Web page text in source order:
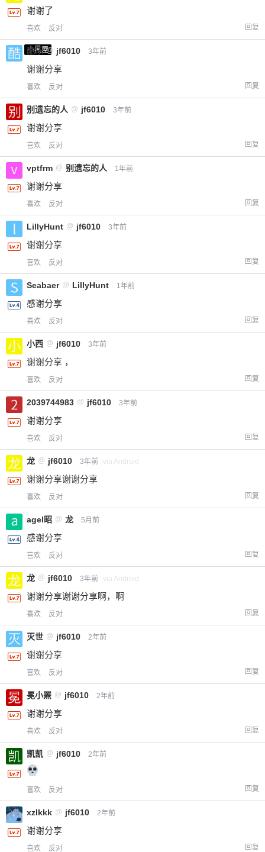
谢谢了
喜欢 反对 回复
小黑屋
酷乐 @ jf6010 3年前
谢谢分享
喜欢 反对 回复
别遗忘的人 @ jf6010 3年前
谢谢分享
喜欢 反对 回复
vptfrm @ 别遗忘的人 1年前
谢谢分享
喜欢 反对 回复
LillyHunt @ jf6010 3年前
谢谢分享
喜欢 反对 回复
Seabaer @ LillyHunt 1年前
感谢分享
喜欢 反对 回复
小西 @ jf6010 3年前
谢谢分享 ，
喜欢 反对 回复
2039744983 @ jf6010 3年前
谢谢分享
喜欢 反对 回复
龙 @ jf6010 3年前 via Android
谢谢分享谢谢分享
喜欢 反对 回复
agel昭 @ 龙 5月前
感谢分享
喜欢 反对 回复
龙 @ jf6010 3年前 via Android
谢谢分享谢谢分享啊，啊
喜欢 反对 回复
灭世 @ jf6010 2年前
谢谢分享
喜欢 反对 回复
冕小罴 @ jf6010 2年前
谢谢分享
喜欢 反对 回复
凯凯 @ jf6010 2年前
喜欢 反对 回复
xzlkkk @ jf6010 2年前
谢谢分享
喜欢 反对 回复